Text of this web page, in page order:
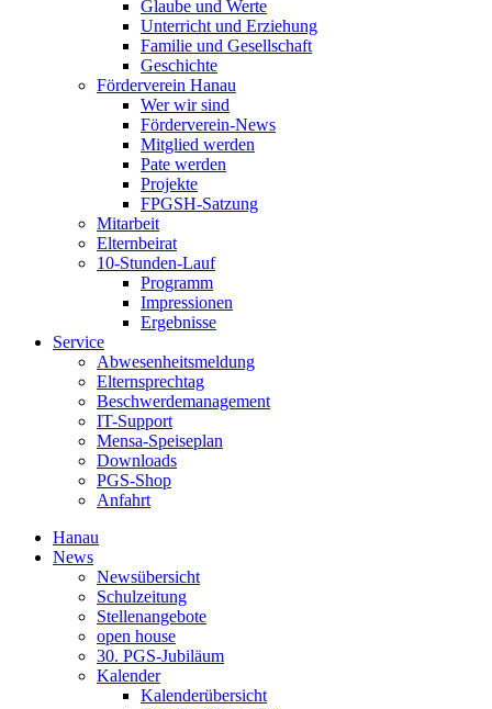
Glaube und Werte
Unterricht und Erziehung
Familie und Gesellschaft
Geschichte
Förderverein Hanau
Wer wir sind
Förderverein-News
Mitglied werden
Pate werden
Projekte
FPGSH-Satzung
Mitarbeit
Elternbeirat
10-Stunden-Lauf
Programm
Impressionen
Ergebnisse
Service
Abwesenheitsmeldung
Elternsprechtag
Beschwerdemanagement
IT-Support
Mensa-Speiseplan
Downloads
PGS-Shop
Anfahrt
Hanau
News
Newsübersicht
Schulzeitung
Stellenangebote
open house
30. PGS-Jubiläum
Kalender
Kalenderübersicht